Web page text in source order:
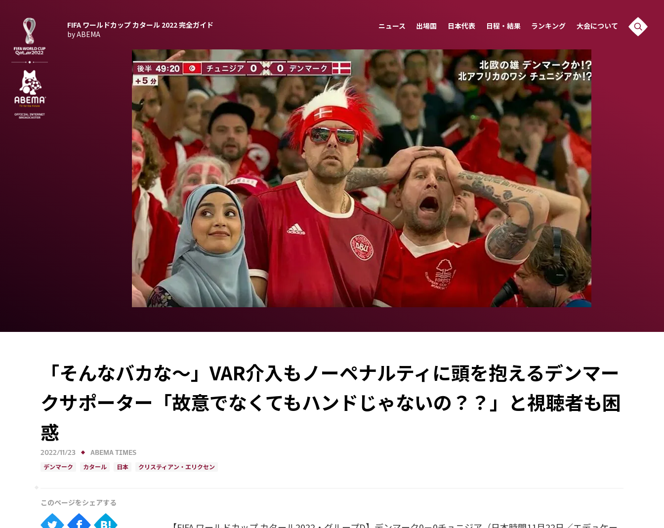
FIFA ワールドカップ カタール 2022完全ガイド
by ABEMA
ニュース 出場国 日本代表 日程・結果 ランキング 大会について
「そんなバカな〜」VAR介入もノーペナルティに頭を抱えるデンマー
クサポーター「故意でなくてもハンドじゃないの？？」と視聴者も困
惑
2022/11/23 ABEMA TIMES
デンマーク カタール 日本 クリスティアン・エリクセン